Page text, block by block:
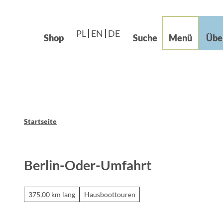
Shop PL EN DE Suche Menü
Leichte Sprache
Startseite
Berlin-Oder-Umfahrt
375,00 km lang Hausboottouren